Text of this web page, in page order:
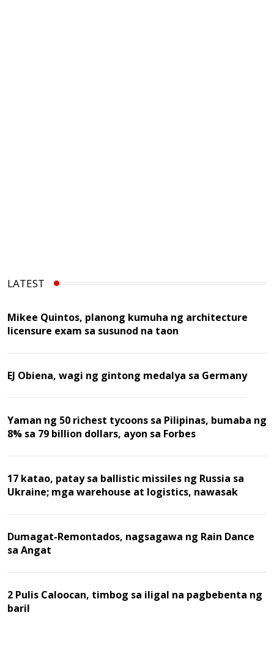
LATEST
Mikee Quintos, planong kumuha ng architecture
licensure exam sa susunod na taon
EJ Obiena, wagi ng gintong medalya sa Germany
Yaman ng 50 richest tycoons sa Pilipinas, bumaba ng
8% sa 79 billion dollars, ayon sa Forbes
17 katao, patay sa ballistic missiles ng Russia sa
Ukraine; mga warehouse at logistics, nawasak
Dumagat-Remontados, nagsagawa ng Rain Dance
sa Angat
2 Pulis Caloocan, timbog sa iligal na pagbebenta ng
baril